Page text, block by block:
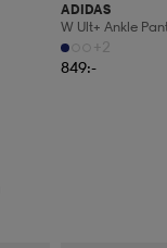
ADIDAS
W Ult+ Ankle
+2
849:-